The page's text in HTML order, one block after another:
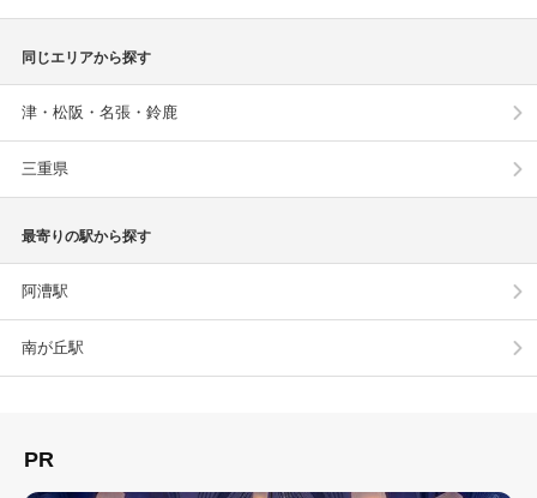
同じエリアから探す
津・松阪・名張・鈴鹿
三重県
最寄りの駅から探す
阿漕駅
南が丘駅
PR